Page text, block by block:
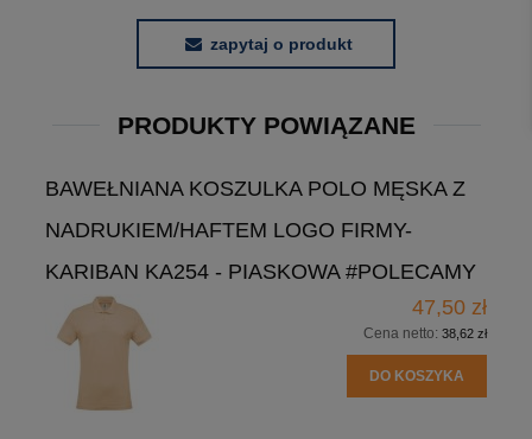
zapytaj o produkt
PRODUKTY POWIĄZANE
BAWEŁNIANA KOSZULKA POLO MĘSKA Z
NADRUKIEM/HAFTEM LOGO FIRMY-
KARIBAN KA254 - PIASKOWA #POLECAMY
47,50 zł
Cena netto: 38,62 zł
DO KOSZYKA